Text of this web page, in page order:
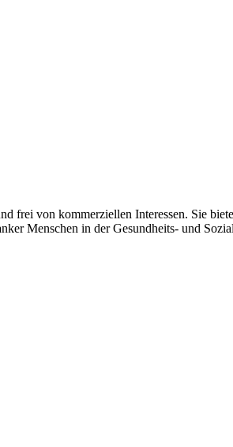
frei von kommerziellen Interessen. Sie
Menschen in der Gesundheits- und